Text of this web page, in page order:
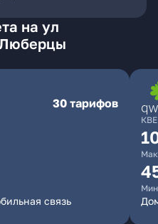
на ул
Люберцы
30 тарифов
связь